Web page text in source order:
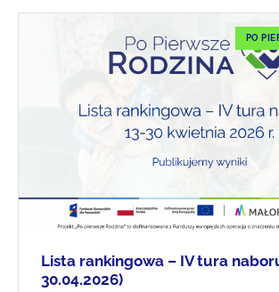
PO
Lista rankingowa – IV tura
30.04.2026)